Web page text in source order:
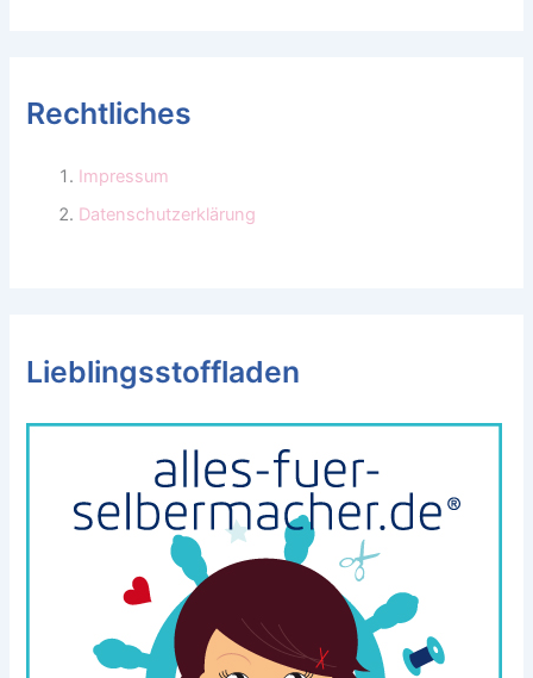
Rechtliches
Impressum
Datenschutzerklärung
Lieblingsstoffladen